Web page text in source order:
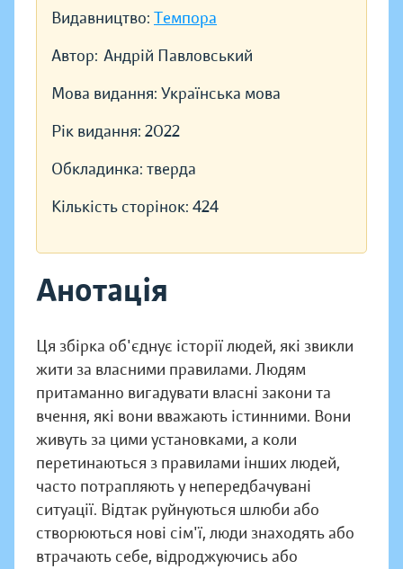
Видавництво: Темпора
Автор: Андрій Павловський
Мова видання: Українська мова
Рік видання: 2022
Обкладинка: тверда
Кількість сторінок: 424
Анотація
Ця збірка об'єднує історії людей, які звикли
жити за власними правилами. Людям
притаманно вигадувати власні закони та
вчення, які вони вважають істинними. Вони
живуть за цими установками, а коли
перетинаються з правилами інших людей,
часто потрапляють у непередбачувані
ситуації. Відтак руйнуються шлюби або
створюються нові сім'ї, люди знаходять або
втрачають себе, відроджуючись або